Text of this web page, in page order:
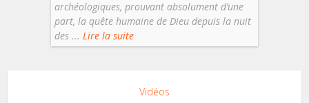
archéologiques, prouvant absolument d’une
part, la quête humaine de Dieu depuis la nuit
des ... Lire la suite
Vidéos